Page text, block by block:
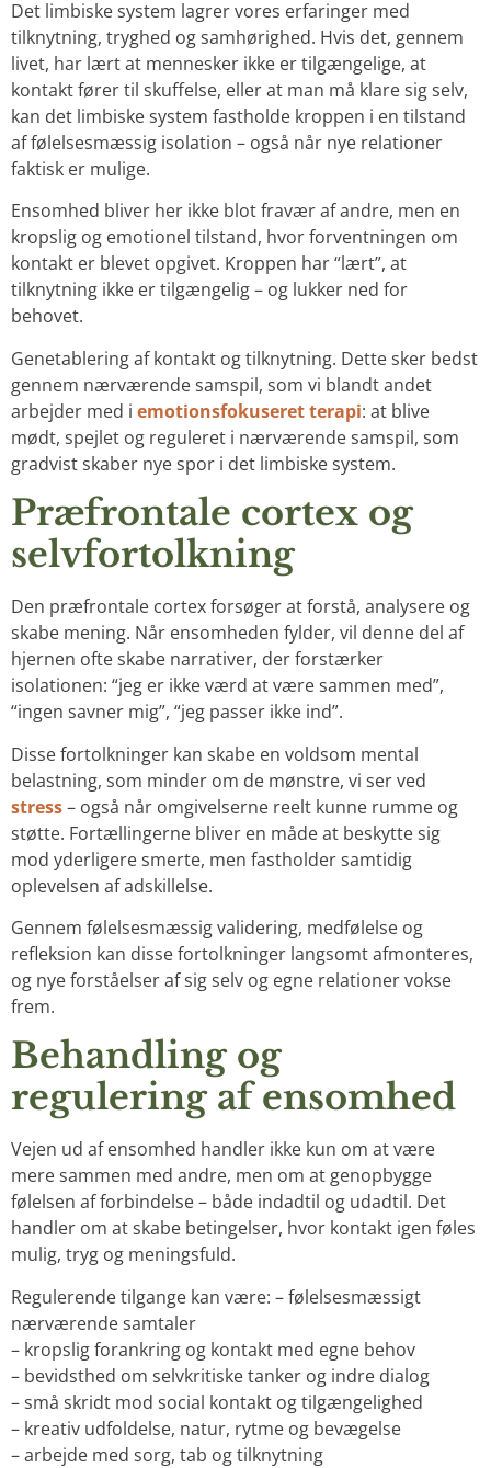
Det limbiske system lagrer vores erfaringer med
tilknytning, tryghed og samhørighed. Hvis det, gennem
livet, har lært at mennesker ikke er tilgængelige, at
kontakt fører til skuffelse, eller at man må klare sig selv,
kan det limbiske system fastholde kroppen i en tilstand
af følelsesmæssig isolation – også når nye relationer
faktisk er mulige.
Ensomhed bliver her ikke blot fravær af andre, men en
kropslig og emotionel tilstand, hvor forventningen om
kontakt er blevet opgivet. Kroppen har “lært”, at
tilknytning ikke er tilgængelig – og lukker ned for
behovet.
Genetablering af kontakt og tilknytning. Dette sker bedst
gennem nærværende samspil, som vi blandt andet
arbejder med i emotionsfokuseret terapi: at blive
mødt, spejlet og reguleret i nærværende samspil, som
gradvist skaber nye spor i det limbiske system.
Præfrontale cortex og
selvfortolkning
Den præfrontale cortex forsøger at forstå, analysere og
skabe mening. Når ensomheden fylder, vil denne del af
hjernen ofte skabe narrativer, der forstærker
isolationen: “jeg er ikke værd at være sammen med”,
“ingen savner mig”, “jeg passer ikke ind”.
Disse fortolkninger kan skabe en voldsom mental
belastning, som minder om de mønstre, vi ser ved
stress– også når omgivelserne reelt kunne rumme og
støtte. Fortællingerne bliver en måde at beskytte sig
mod yderligere smerte, men fastholder samtidig
oplevelsen af adskillelse.
Gennem følelsesmæssig validering, medfølelse og
refleksion kan disse fortolkninger langsomt afmonteres,
og nye forståelser af sig selv og egne relationer vokse
frem.
Behandling og
regulering af ensomhed
Vejen ud af ensomhed handler ikke kun om at være
mere sammen med andre, men om at genopbygge
følelsen af forbindelse – både indadtil og udadtil. Det
handler om at skabe betingelser, hvor kontakt igen føles
mulig, tryg og meningsfuld.
Regulerende tilgange kan være: – følelsesmæssigt
nærværende samtaler
– kropslig forankring og kontakt med egne behov
– bevidsthed om selvkritiske tanker og indre dialog
– små skridt mod social kontakt og tilgængelighed
– kreativ udfoldelse, natur, rytme og bevægelse
– arbejde med sorg, tab og tilknytning